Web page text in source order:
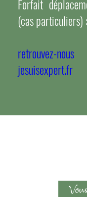
Forfait
(cas particuliers) :
retrouvez-
jesuisexpert.fr